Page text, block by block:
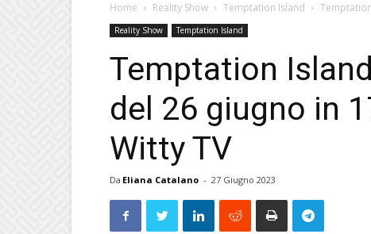
Home Reality Show Temptation Island
Reality Show Temptation Island
Temptation
del 26 giugno in
Witty TV
Da Eliana Catalano - 27 Giugno 2023